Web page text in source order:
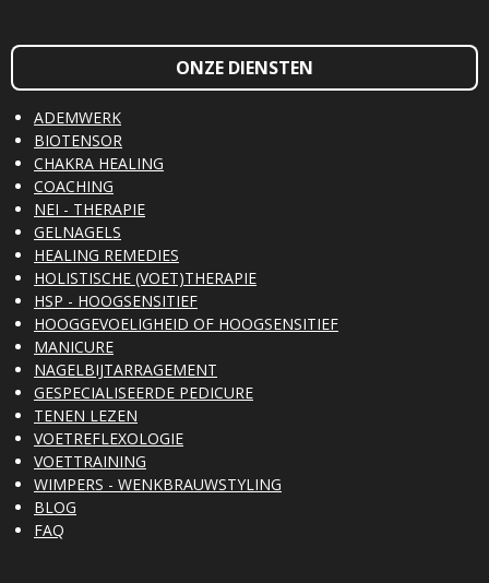
ONZE DIENSTEN
ADEMWERK
BIOTENSOR
CHAKRA HEALING
COACHING
NEI - THERAPIE
GELNAGELS
HEALING REMEDIES
HOLISTISCHE (VOET)THERAPIE
HSP - HOOGSENSITIEF
HOOGGEVOELIGHEID OF HOOGSENSITIEF
MANICURE
NAGELBIJTARRAGEMENT
GESPECIALISEERDE PEDICURE
TENEN LEZEN
VOETREFLEXOLOGIE
VOETTRAINING
WIMPERS - WENKBRAUWSTYLING
BLOG
FAQ